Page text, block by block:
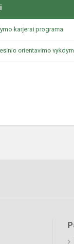
karjerai programa
orientavimo